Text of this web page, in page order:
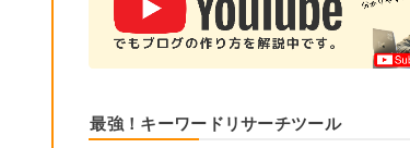
最強！キーワードリサーチツール